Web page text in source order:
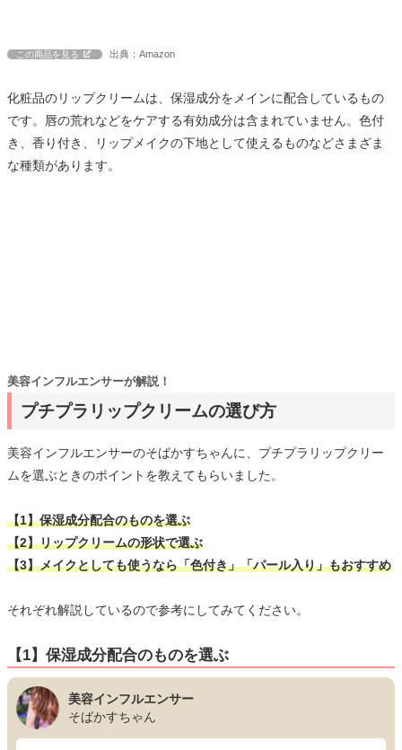
この商品を見る 出典：Amazon
化粧品のリップクリームは、保湿成分をメインに配合しているもの
です。唇の荒れなどをケアする有効成分は含まれていません。色付
き、香り付き、リップメイクの下地として使えるものなどさまざま
な種類があります。
プチプラリップクリームの選び方
美容インフルエンサーが解説！
美容インフルエンサーのそばかすちゃんに、プチプラリップクリー
ムを選ぶときのポイントを教えてもらいました。
【1】保湿成分配合のものを選ぶ
【2】リップクリームの形状で選ぶ
【3】メイクとしても使うなら「色付き」「パール入り」もおすすめ
それぞれ解説しているので参考にしてみてください。
【1】保湿成分配合のものを選ぶ
美容インフルエンサー
そばかすちゃん